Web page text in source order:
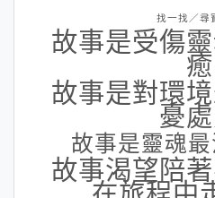
找一找／尋
故事是受傷
癒
故事是對環
憂
故事是靈魂
故事渴望陪